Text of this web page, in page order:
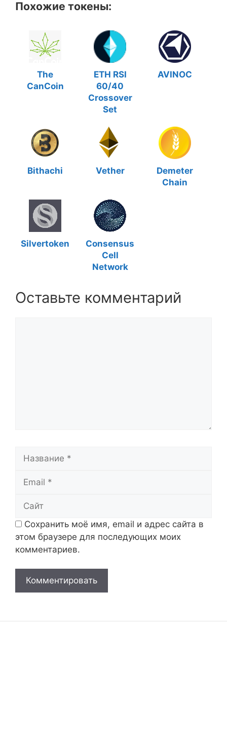
Похожие токены:
The
CanCoin
ETH RSI
60/40
Crossover
Set
AVINOC
Bithachi Vether
Demeter
Chain
Silvertoken
Consensus
Cell
Network
Оставьте комментарий
Сохранить моё имя, email и адрес сайта в
этом браузере для последующих моих
комментариев.